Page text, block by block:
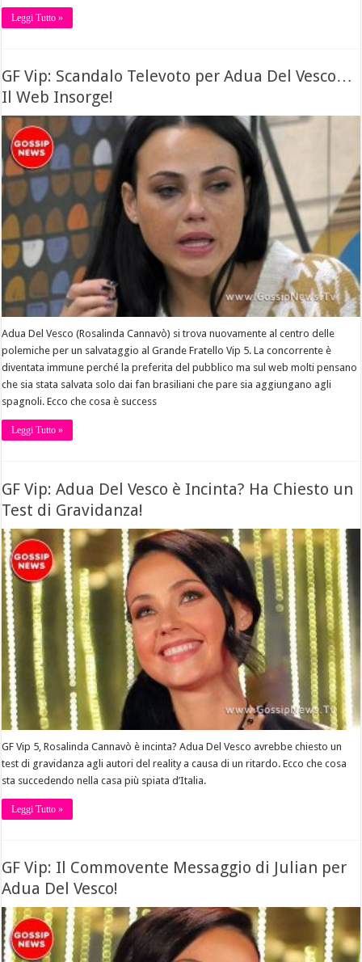
Leggi Tutto »
GF Vip: Scandalo Televoto per Adua Del Vesco…
Il Web Insorge!
Adua Del Vesco (Rosalinda Cannavò) si trova nuovamente al centro delle
polemiche per un salvataggio al Grande Fratello Vip 5. La concorrente è
diventata immune perché la preferita del pubblico ma sul web molti pensano
che sia stata salvata solo dai fan brasiliani che pare sia aggiungano agli
spagnoli. Ecco che cosa è success
Leggi Tutto »
GF Vip: Adua Del Vesco è Incinta? Ha Chiesto un
Test di Gravidanza!
GF Vip 5, Rosalinda Cannavò è incinta? Adua Del Vesco avrebbe chiesto un
test di gravidanza agli autori del reality a causa di un ritardo. Ecco che cosa
sta succedendo nella casa più spiata d’Italia.
Leggi Tutto »
GF Vip: Il Commovente Messaggio di Julian per
Adua Del Vesco!